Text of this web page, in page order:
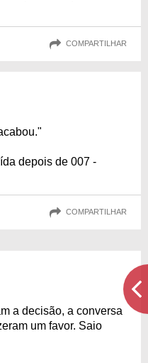
COMPARTILHAR
depois de 007 -
COMPARTILHAR
a decisão, a conversa
um favor. Saio